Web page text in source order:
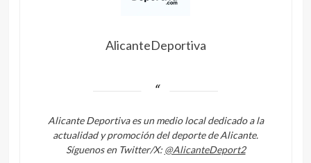
AlicanteDeportiva
Alicante Deportiva es un medio local dedicado a la
actualidad y promoción del deporte de Alicante.
Síguenos en Twitter/X: @AlicanteDeport2